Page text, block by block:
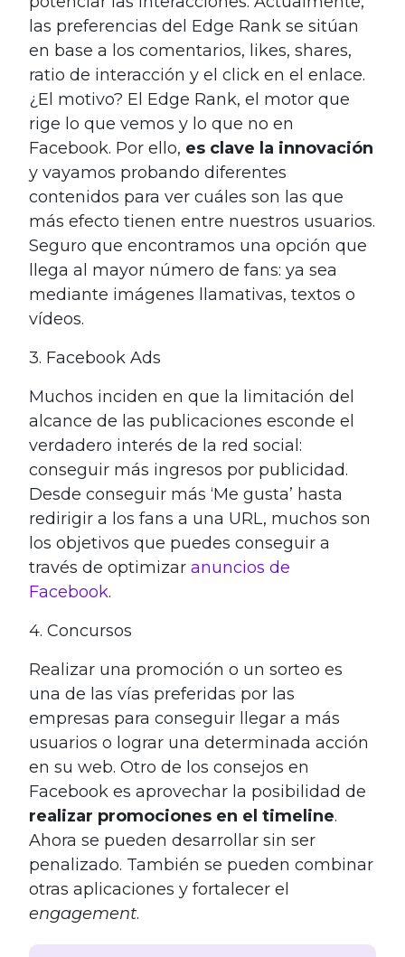
las preferencias del Edge Rank se sitúan
en base a los comentarios, likes, shares,
ratio de interacción y el click en el enlace.
¿El motivo? El Edge Rank, el motor que
rige lo que vemos y lo que no en
Facebook. Por ello, es clave la innovación
y vayamos probando diferentes
contenidos para ver cuáles son las que
más efecto tienen entre nuestros usuarios.
Seguro que encontramos una opción que
llega al mayor número de fans: ya sea
mediante imágenes llamativas, textos o
vídeos.
3. Facebook Ads
Muchos inciden en que la limitación del
alcance de las publicaciones esconde el
verdadero interés de la red social:
conseguir más ingresos por publicidad.
Desde conseguir más ‘Me gusta’ hasta
redirigir a los fans a una URL, muchos son
los objetivos que puedes conseguir a
través de optimizar anuncios de
Facebook.
4. Concursos
Realizar una promoción o un sorteo es
una de las vías preferidas por las
empresas para conseguir llegar a más
usuarios o lograr una determinada acción
en su web. Otro de los consejos en
Facebook es aprovechar la posibilidad de
realizar promociones en el timeline.
Ahora se pueden desarrollar sin ser
penalizado. También se pueden combinar
otras aplicaciones y fortalecer el
engagement.